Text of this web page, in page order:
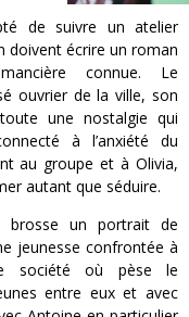
« Dr Wertham / L’homme qui étudia les tueurs en série » - Un Métier à Risque !
Assassin's Creed Black Flag Resynced
« Le Vent dand les Saules » - Une Belle Histoire !
« Damn Them All » - Un duo de Choc !
de suivre un atelier
doivent écrire un roman
connue. Le
ouvrier de la ville, son
une nostalgie qui
à l’anxiété du
au groupe et à Olivia,
autant que séduire.
brosse un portrait de
jeunesse confrontée à
société où pèse le
entre eux et avec